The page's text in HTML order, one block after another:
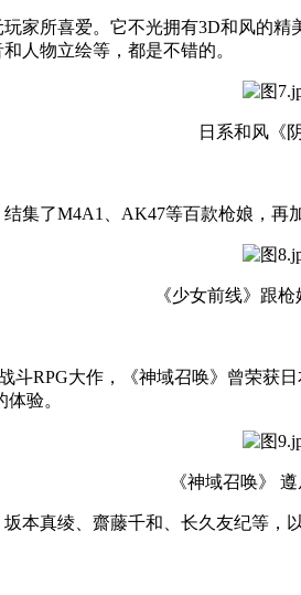
家所喜爱。它不光拥有3D和风的
人物立绘等，都是不错的。
日系和风《
集了M4A1、AK47等百款枪娘，
《少女前线》跟
斗RPG大作，《神域召唤》曾荣获
验。
《神域召唤》
真绫、齋藤千和、长久友纪等，